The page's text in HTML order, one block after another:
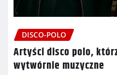
DISCO-POLO
Artyści disco polo,
wytwórnie muzyczne